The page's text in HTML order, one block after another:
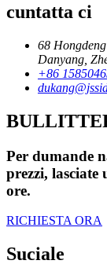
cuntatta ci
68
Danyang,
+86
Per dumande
prezzi, lasciate
ore.
RICHIESTA ORA
Suciale